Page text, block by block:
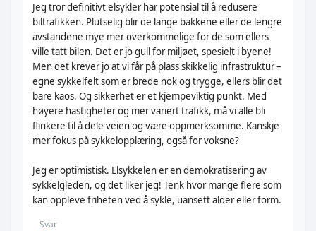
Jeg tror definitivt elsykler har potensial til å redusere
biltrafikken. Plutselig blir de lange bakkene eller de lengre
avstandene mye mer overkommelige for de som ellers
ville tatt bilen. Det er jo gull for miljøet, spesielt i byene!
Men det krever jo at vi får på plass skikkelig infrastruktur –
egne sykkelfelt som er brede nok og trygge, ellers blir det
bare kaos. Og sikkerhet er et kjempeviktig punkt. Med
høyere hastigheter og mer variert trafikk, må vi alle bli
flinkere til å dele veien og være oppmerksomme. Kanskje
mer fokus på sykkelopplæring, også for voksne?
Jeg er optimistisk. Elsykkelen er en demokratisering av
sykkelgleden, og det liker jeg! Tenk hvor mange flere som
kan oppleve friheten ved å sykle, uansett alder eller form.
Svar